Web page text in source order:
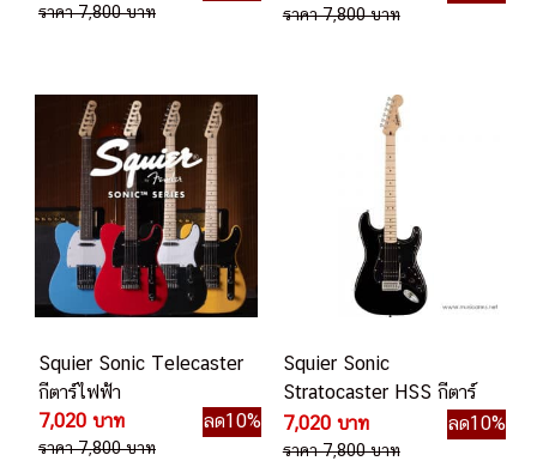
ราคา 7,800 บาท ราคา 7,800 บาท
Squier Sonic Telecaster
กีตาร์ไฟฟ้า
7,020 บาท
ลด10%
ราคา 7,800 บาท
Squier Sonic
Stratocaster HSS กีตาร์
ไฟฟ้า
7,020 บาท ลด10%
ราคา 7,800 บาท